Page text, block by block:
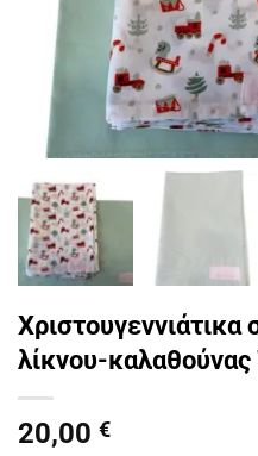
Χριστουγεννιάτικα
λίκνου-
20,00 €